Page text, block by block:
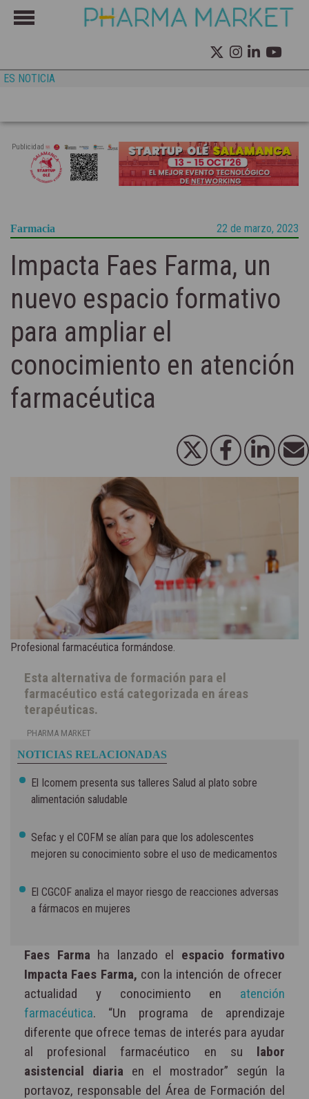
ES NOTICIA
Publicidad
Farmacia 22 de marzo, 2023
Impacta Faes Farma, un
nuevo espacio formativo
para ampliar el
conocimiento en atención
farmacéutica
Profesional farmacéutica formándose.
Esta alternativa de formación para el
farmacéutico está categorizada en áreas
terapéuticas.
PHARMA MARKET
NOTICIAS RELACIONADAS
El Icomem presenta sus talleres Salud al plato sobre
alimentación saludable
Sefac y el COFM se alían para que los adolescentes
mejoren su conocimiento sobre el uso de medicamentos
El CGCOF analiza el mayor riesgo de reacciones adversas
a fármacos en mujeres
Faes Farmaha lanzado el espacio formativo
Impacta Faes Farma, con la intención de ofrecer
actualidad y conocimiento en atención
farmacéutica. “Un programa de aprendizaje
diferente que ofrece temas de interés para ayudar
al profesional farmacéutico en su labor
asistencial diaria en el mostrador” según la
portavoz, responsable del Área de Formación del